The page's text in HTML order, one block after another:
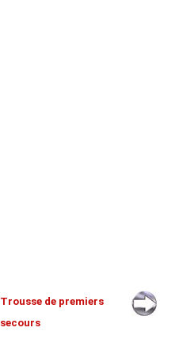
Trousse de premiers
secours